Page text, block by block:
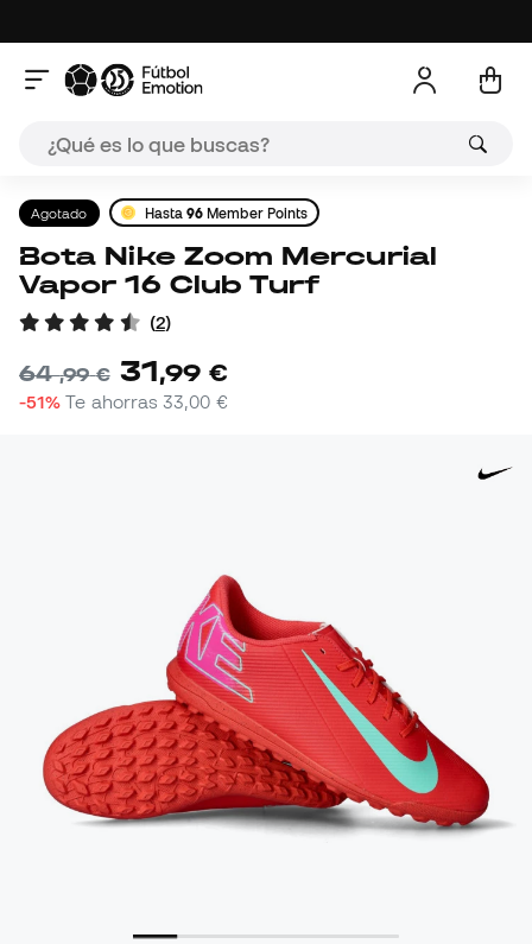
Agotado Hasta96 Member Points
Bota Nike Zoom Mercurial
Vapor 16 Club Turf
(2)
64,99 € 31,99 €
-51% Te ahorras33,00 €